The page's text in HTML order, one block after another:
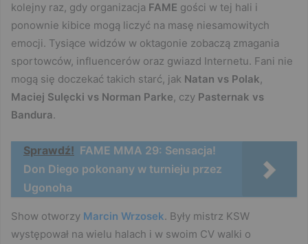
kolejny raz, gdy organizacja FAME gości w tej hali i
ponownie kibice mogą liczyć na masę niesamowitych
emocji. Tysiące widzów w oktagonie zobaczą zmagania
sportowców, influencerów oraz gwiazd Internetu. Fani nie
mogą się doczekać takich starć, jak Natan vs Polak,
Maciej Sulęcki vs Norman Parke, czy Pasternak vs
Bandura.
Sprawdź! FAME MMA 29: Sensacja!
Don Diego pokonany w turnieju przez
Ugonoha
Show otworzy Marcin Wrzosek. Były mistrz KSW
występował na wielu halach i w swoim CV walki o